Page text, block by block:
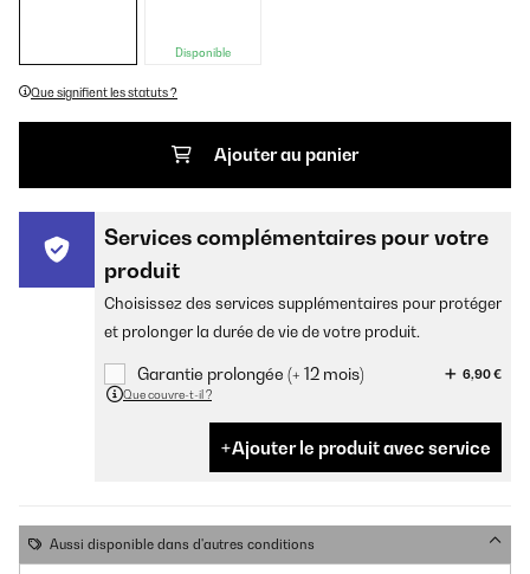
Disponible
Que signifient les statuts ?
Ajouter au panier
Services complémentaires pour votre
produit
Choisissez des services supplémentaires pour protéger
et prolonger la durée de vie de votre produit.
Garantie prolongée (+ 12 mois)
6,90 €
Que couvre-t-il ?
Ajouter le produit avec service
Aussi disponible dans d'autres conditions